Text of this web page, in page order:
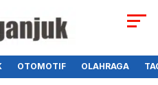
OTOMOTIF OLAHRAGA